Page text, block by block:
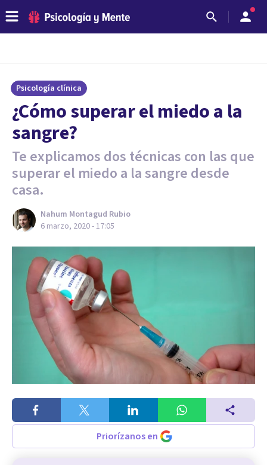
Psicología clínica
¿Cómo superar el miedo a la
sangre?
Te explicamos dos técnicas con las que
superar el miedo a la sangre desde
casa.
Nahum Montagud Rubio
6 marzo, 2020 - 17:05
Priorízanos en